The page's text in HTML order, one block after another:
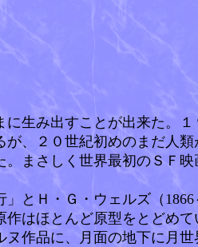
生み出すことが出来た。１
、２０世紀初めのまだ人類
まさしく世界最初のＳＦ映
とＨ・Ｇ・ウェルズ（1866
作はほとんど原型をとどめて
作品に、月面の地下に月世